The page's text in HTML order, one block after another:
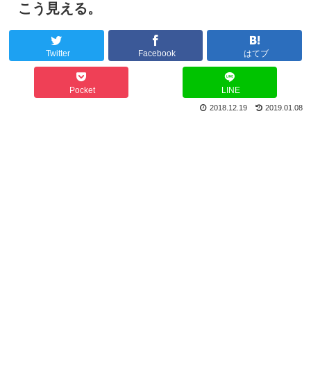
こう見える。
Twitter Facebook はてブ
Pocket LINE
2019.01.08
2018.12.19